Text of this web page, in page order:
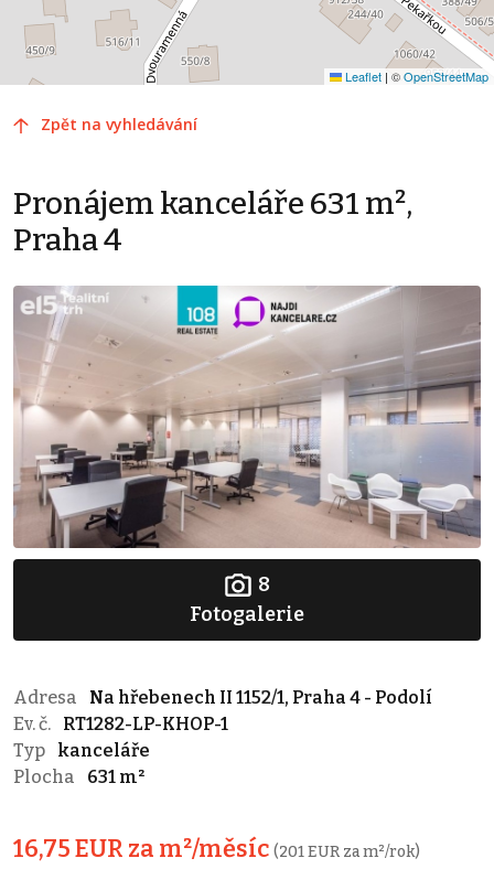
Leaflet | ©OpenStreetMap
Zpět na vyhledávání
Pronájem kanceláře 631 m²,
Praha 4
8
Fotogalerie
Adresa
Na hřebenech II 1152/1, Praha 4 - Podolí
Ev. č.
RT1282-LP-KHOP-1
Typ
kanceláře
Plocha
631 m²
16,75 EUR za m²/měsíc (201 EUR za m²/rok)